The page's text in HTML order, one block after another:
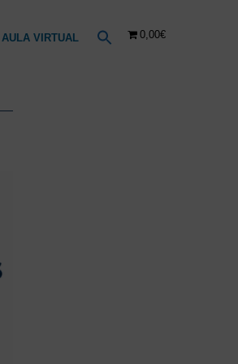
AULA VIRTUAL 0,00€